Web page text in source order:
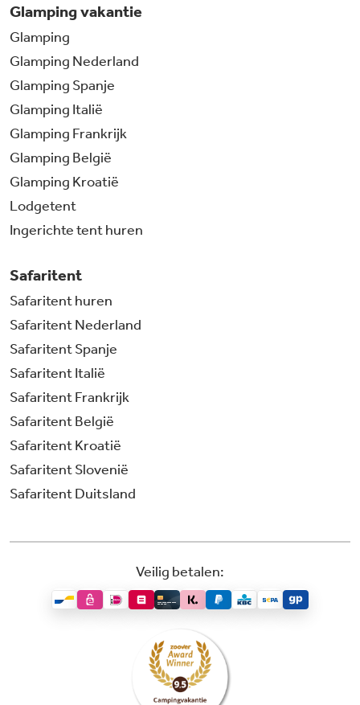
Glamping vakantie
Glamping
Glamping Nederland
Glamping Spanje
Glamping Italië
Glamping Frankrijk
Glamping België
Glamping Kroatië
Lodgetent
Ingerichte tent huren
Safaritent
Safaritent huren
Safaritent Nederland
Safaritent Spanje
Safaritent Italië
Safaritent Frankrijk
Safaritent België
Safaritent Kroatië
Safaritent Slovenië
Safaritent Duitsland
Veilig betalen: